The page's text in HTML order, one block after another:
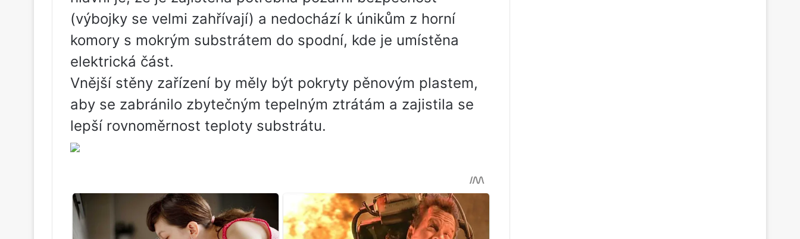
(výbojky se velmi zahřívají) a nedochází k únikům z horní
komory s mokrým substrátem do spodní, kde je umístěna
elektrická část.
Vnější stěny zařízení by měly být pokryty pěnovým plastem,
aby se zabránilo zbytečným tepelným ztrátám a zajistila se
lepší rovnoměrnost teploty substrátu.